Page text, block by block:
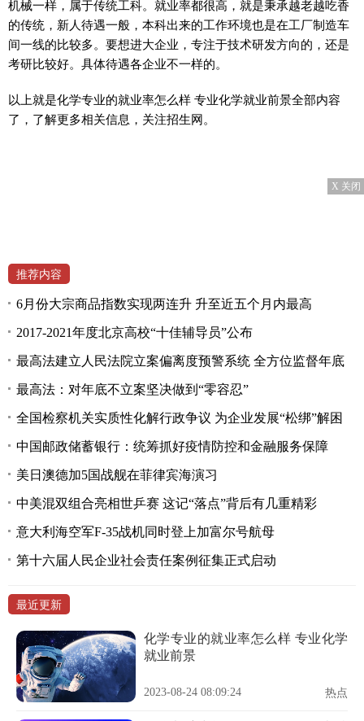
机械一样，属于传统工科。就业率都很高，就是秉承越老越吃香
的传统，新人待遇一般，本科出来的工作环境也是在工厂制造车
间一线的比较多。要想进大企业，专注于技术研发方向的，还是
考研比较好。具体待遇各企业不一样的。
以上就是化学专业的就业率怎么样 专业化学就业前景全部内容
了，了解更多相关信息，关注招生网。
X 关闭
推荐内容
6月份大宗商品指数实现两连升 升至近五个月内最高
2017-2021年度北京高校“十佳辅导员”公布
最高法建立人民法院立案偏离度预警系统 全方位监督年底
最高法：对年底不立案坚决做到“零容忍”
全国检察机关实质性化解行政争议 为企业发展“松绑”解困
中国邮政储蓄银行：统筹抓好疫情防控和金融服务保障
美日澳德加5国战舰在菲律宾海演习
中美混双组合亮相世乒赛 这记“落点”背后有几重精彩
意大利海空军F-35战机同时登上加富尔号航母
第十六届人民企业社会责任案例征集正式启动
最近更新
化学专业的就业率怎么样 专业化学
就业前景
2023-08-24 08:09:24 热点